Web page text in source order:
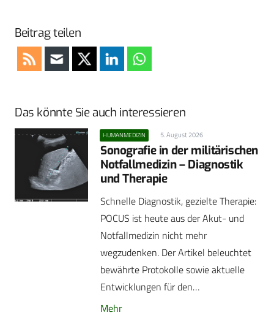
Beitrag teilen
Das könnte Sie auch interessieren
HUMANMEDIZIN 5. August 2026
Sonografie in der militärischen
Notfallmedizin – Diagnostik
und Therapie
Schnelle Diagnostik, gezielte Therapie:
POCUS ist heute aus der Akut- und
Notfallmedizin nicht mehr
wegzudenken. Der Artikel beleuchtet
bewährte Protokolle sowie aktuelle
Entwicklungen für den…
Mehr